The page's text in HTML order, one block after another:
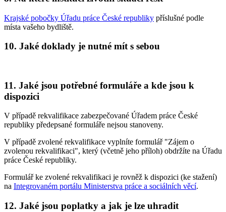
Krajské pobočky Úřadu práce České republiky příslušné podle
místa vašeho bydliště.
10. Jaké doklady je nutné mít s sebou
11. Jaké jsou potřebné formuláře a kde jsou k
dispozici
V případě rekvalifikace zabezpečované Úřadem práce České
republiky předepsané formuláře nejsou stanoveny.
V případě zvolené rekvalifikace vyplníte formulář "Zájem o
zvolenou rekvalifikaci", který (včetně jeho příloh) obdržíte na Úřadu
práce České republiky.
Formulář ke zvolené rekvalifikaci je rovněž k dispozici (ke stažení)
na Integrovaném portálu Ministerstva práce a sociálních věcí.
12. Jaké jsou poplatky a jak je lze uhradit